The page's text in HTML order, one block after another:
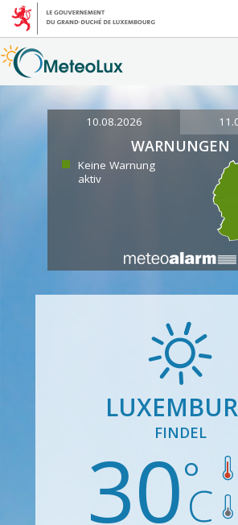
10.08.2026
WARNUNGEN
Keine Warnung
aktiv
FINDEL
30